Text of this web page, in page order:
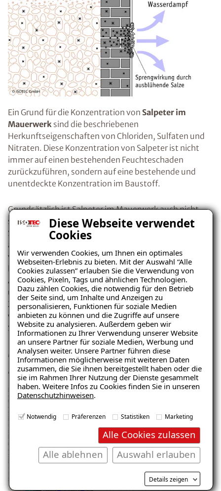
Diese Webseite verwendet
Cookies
Wir verwenden Cookies, um Ihnen ein optimales
Webseiten-Erlebnis zu bieten. Mit der Auswahl “Alle
Cookies zulassen” erlauben Sie die Verwendung von
Cookies, Pixeln, Tags und ähnlichen Technologien.
Dazu zählen Cookies, die notwendig für den Betrieb
der Seite sind, um Inhalte und Anzeigen zu
personalisieren, Funktionen für soziale Medien
anbieten zu können und die Zugriffe auf unsere
Website zu analysieren. Außerdem geben wir
Informationen zu Ihrer Verwendung unserer Website
an unsere Partner für soziale Medien, Werbung und
Analysen weiter. Unsere Partner führen diese
Informationen möglicherweise mit weiteren Daten
zusammen, die Sie ihnen bereitgestellt haben oder die
sie im Rahmen Ihrer Nutzung der Dienste gesammelt
haben. Weitere Infos zu Cookies finden Sie in unseren
Datenschutzhinweisen.
Notwendig Präferenzen Statistiken Marketing
Alle Cookies zulassen
Auswahl erlauben
Alle ablehnen
Details zeigen
Ein Grund für die Konzentration von Salpeter im
Mauerwerk sind die beschriebenen
Herkunftseigenschaften von Chloriden, Sulfaten und
Nitraten. Diese Konzentration von Salpeter ist nicht
immer auf einen bestehenden Feuchteschaden
zurückzuführen, sondern auf eine bestehende und
unentdeckte Konzentration im Baustoff.
Grundsätzlich ist Salpeter im Mauerwerk auch nicht
schädlich, denn zu Schäden kommt es erst, wenn der
Salpeter Feuchtigkeit aufnimmt, daraufhin
auskristallisiert und sich somit ausdehnt. Die Fähigkeit
von Salpeter Luftfeuchtigkeit aufzunehmen,
bezeichnet man hygroskopische Feuchte. Bei der
Auskristallisation vergrößert Salpeter sein Volumen
und lässt somit denPutz abplatzen . Der kristalline
Zustand des Salpeters schlägt sich optisch wie ein
weißer Flaum dar und wird deshalb oft mit
Schimmelpilzen verwechselt.
Mögliche Ursache: Kapillar
aufsteigende Feuchtigkeit